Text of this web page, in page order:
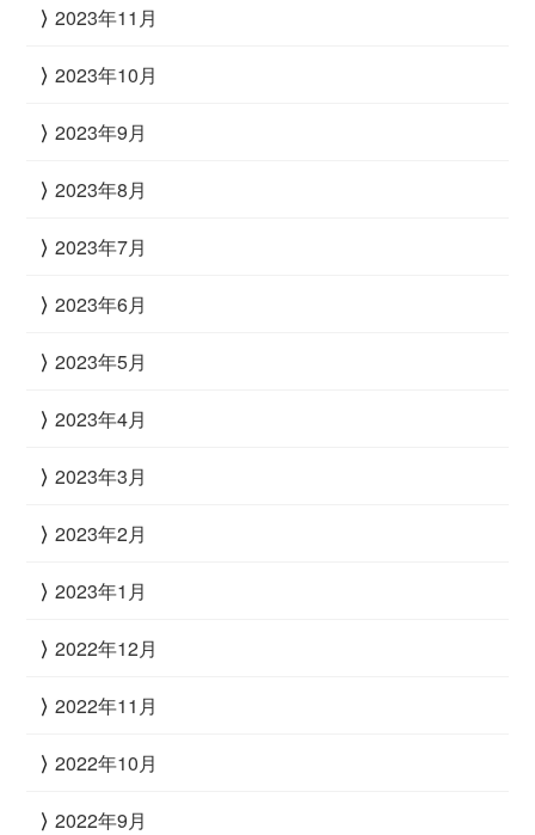
2023年11月
2023年10月
2023年9月
2023年8月
2023年7月
2023年6月
2023年5月
2023年4月
2023年3月
2023年2月
2023年1月
2022年12月
2022年11月
2022年10月
2022年9月